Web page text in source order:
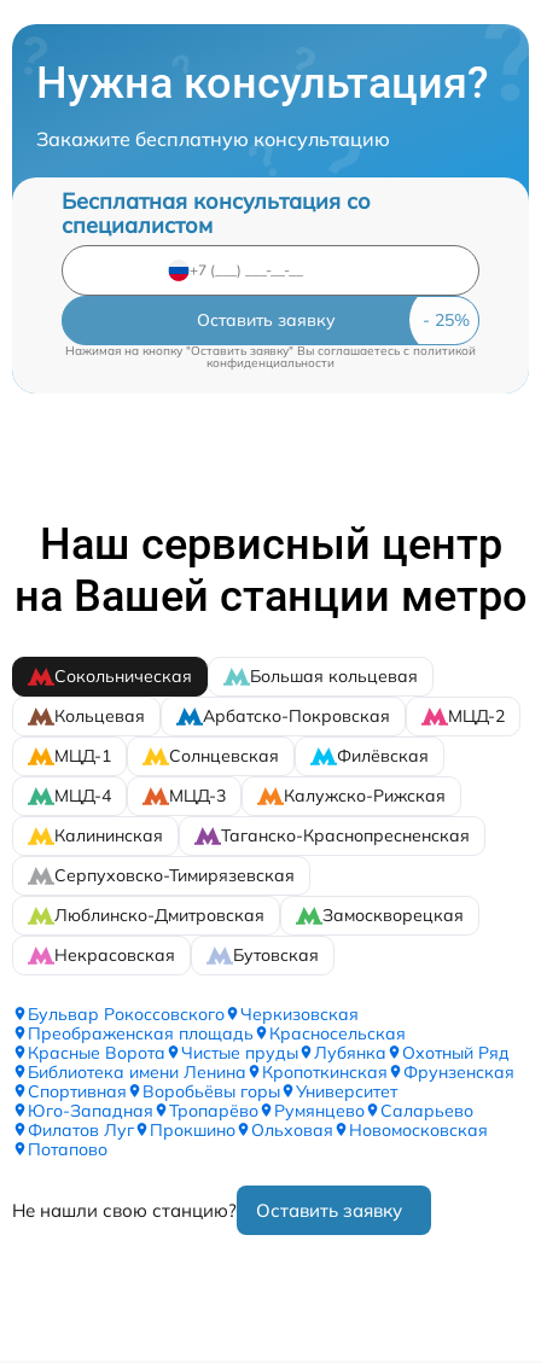
Нужна консультация?
Закажите бесплатную консультацию
Бесплатная консультация со
специалистом
Оставить заявку
Нажимая на кнопку "Оставить заявку" Вы соглашаетесь cполитикой
конфиденциальности
Наш сервисный центр
на Вашей станции метро
Сокольническая
Большая кольцевая
Кольцевая
Арбатско-Покровская
МЦД-2
МЦД-1
Солнцевская
Филёвская
МЦД-4
МЦД-3
Калужско-Рижская
Калининская
Таганско-Краснопресненская
Серпуховско-Тимирязевская
Люблинско-Дмитровская
Замоскворецкая
Некрасовская
Бутовская
Бульвар Рокоссовского
Черкизовская
Преображенская площадь
Красносельская
Красные Ворота
Чистые пруды Лубянка
Охотный Ряд
Библиотека имени Ленина
Кропоткинская
Фрунзенская
Спортивная
Воробьёвы горы
Университет
Юго-Западная
Тропарёво Румянцево
Саларьево
Филатов Луг
Прокшино Ольховая
Новомосковская
Потапово
Не нашли свою станцию? Оставить заявку